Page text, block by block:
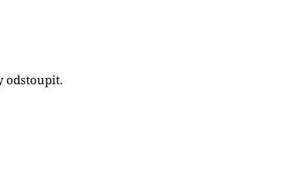
odstoupit.